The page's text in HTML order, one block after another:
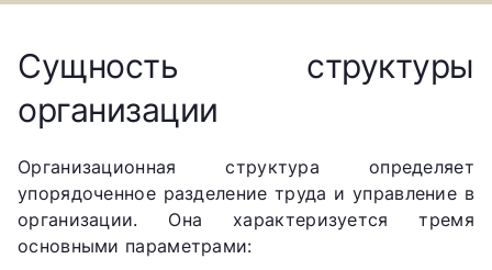
Сущность структуры
организации
Организационная структура определяет
упорядоченное разделение труда и управление в
организации. Она характеризуется тремя
основными параметрами: